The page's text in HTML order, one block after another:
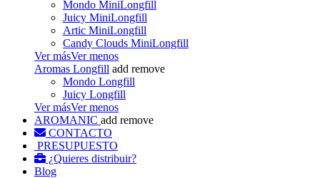
Mondo MiniLongfill
Juicy MiniLongfill
Artic MiniLongfill
Candy Clouds MiniLongfill
Ver másVer menos
Aromas Longfill add remove
Mondo Longfill
Juicy Longfill
Ver másVer menos
AROMANIC add remove
CONTACTO
PRESUPUESTO
¿Quieres distribuir?
Blog